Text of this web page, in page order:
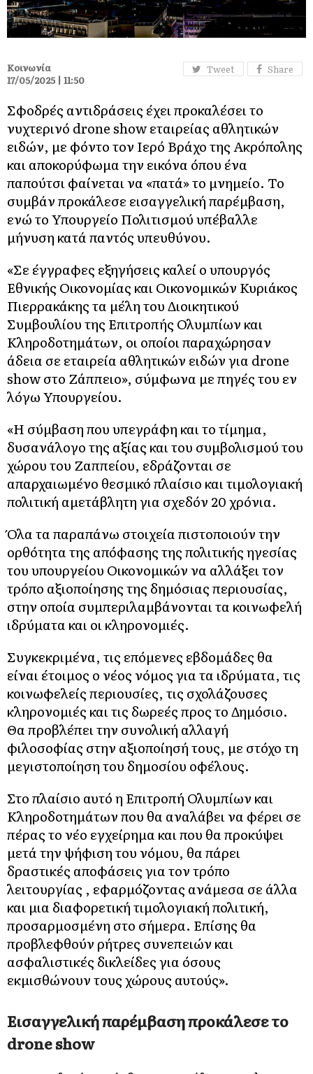
Tweet Share
Κοινωνία
17/05/2025 | 11:50
Σφοδρές αντιδράσεις έχει προκαλέσει το
νυχτερινό drone show εταιρείας αθλητικών
ειδών, με φόντο τον Ιερό Βράχο της Ακρόπολης
και αποκορύφωμα την εικόνα όπου ένα
παπούτσι φαίνεται να «πατά» το μνημείο. Το
συμβάν προκάλεσε εισαγγελική παρέμβαση,
ενώ το Υπουργείο Πολιτισμού υπέβαλλε
μήνυση κατά παντός υπευθύνου.
«Σε έγγραφες εξηγήσεις καλεί ο υπουργός
Εθνικής Οικονομίας και Οικονομικών Κυριάκος
Πιερρακάκης τα μέλη του Διοικητικού
Συμβουλίου της Επιτροπής Ολυμπίων και
Κληροδοτημάτων, οι οποίοι παραχώρησαν
άδεια σε εταιρεία αθλητικών ειδών για drone
show στο Ζάππειο», σύμφωνα με πηγές του εν
λόγω Υπουργείου.
«Η σύμβαση που υπεγράφη και το τίμημα,
δυσανάλογο της αξίας και του συμβολισμού του
χώρου του Ζαππείου, εδράζονται σε
απαρχαιωμένο θεσμικό πλαίσιο και τιμολογιακή
πολιτική αμετάβλητη για σχεδόν 20 χρόνια.
Όλα τα παραπάνω στοιχεία πιστοποιούν την
ορθότητα της απόφασης της πολιτικής ηγεσίας
του υπουργείου Οικονομικών να αλλάξει τον
τρόπο αξιοποίησης της δημόσιας περιουσίας,
στην οποία συμπεριλαμβάνονται τα κοινωφελή
ιδρύματα και οι κληρονομιές.
Συγκεκριμένα, τις επόμενες εβδομάδες θα
είναι έτοιμος ο νέος νόμος για τα ιδρύματα, τις
κοινωφελείς περιουσίες, τις σχολάζουσες
κληρονομιές και τις δωρεές προς το Δημόσιο.
Θα προβλέπει την συνολική αλλαγή
φιλοσοφίας στην αξιοποίησή τους, με στόχο τη
μεγιστοποίηση του δημοσίου οφέλους.
Στο πλαίσιο αυτό η Επιτροπή Ολυμπίων και
Κληροδοτημάτων που θα αναλάβει να φέρει σε
πέρας το νέο εγχείρημα και που θα προκύψει
μετά την ψήφιση του νόμου, θα πάρει
δραστικές αποφάσεις για τον τρόπο
λειτουργίας , εφαρμόζοντας ανάμεσα σε άλλα
και μια διαφορετική τιμολογιακή πολιτική,
προσαρμοσμένη στο σήμερα. Επίσης θα
προβλεφθούν ρήτρες συνεπειών και
ασφαλιστικές δικλείδες για όσους
εκμισθώνουν τους χώρους αυτούς».
Εισαγγελική παρέμβαση προκάλεσε το
drone show